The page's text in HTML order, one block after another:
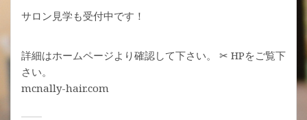
サロン見学も受付中です！
詳細はホームページより確認して下さい。 ✂︎ HPをご覧下
さい。
mcnally-hair.com